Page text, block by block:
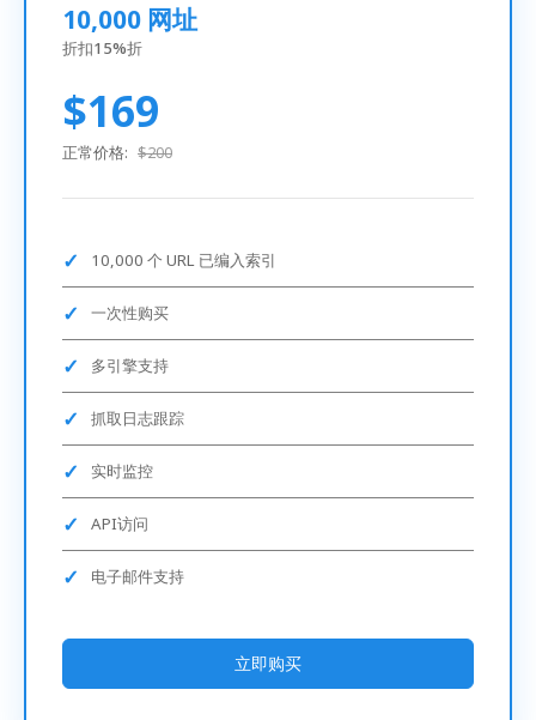
10,000 网址
折扣15%折
$169
正常价格: $200
10,000 个 URL 已编入索引
一次性购买
多引擎支持
抓取日志跟踪
实时监控
API访问
电子邮件支持
立即购买